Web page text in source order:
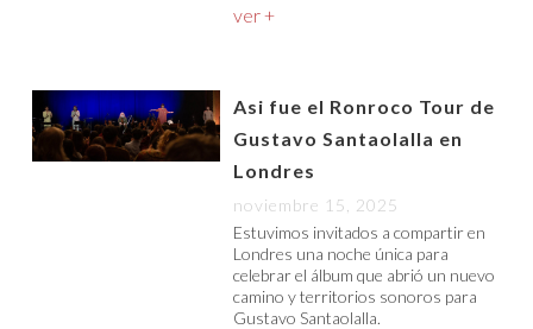
ver +
Asi fue el Ronroco Tour de
Gustavo Santaolalla en
Londres
noviembre 15, 2025
Estuvimos invitados a compartir en
Londres una noche única para
celebrar el álbum que abrió un nuevo
camino y territorios sonoros para
Gustavo Santaolalla.